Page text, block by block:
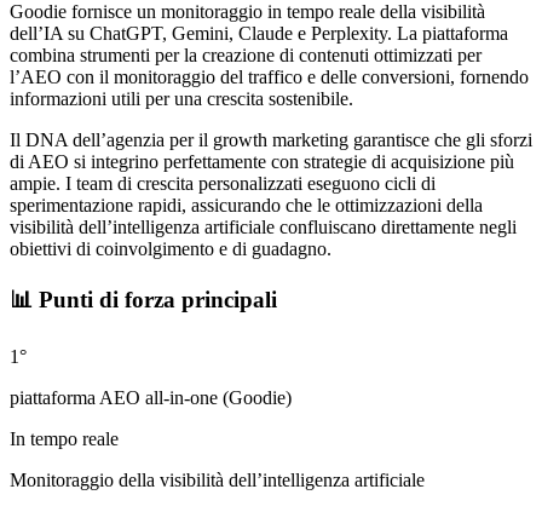
Goodie fornisce un monitoraggio in tempo reale della visibilità
dell’IA su ChatGPT, Gemini, Claude e Perplexity. La piattaforma
combina strumenti per la creazione di contenuti ottimizzati per
l’AEO con il monitoraggio del traffico e delle conversioni, fornendo
informazioni utili per una crescita sostenibile.
Il DNA dell’agenzia per il growth marketing garantisce che gli sforzi
di AEO si integrino perfettamente con strategie di acquisizione più
ampie. I team di crescita personalizzati eseguono cicli di
sperimentazione rapidi, assicurando che le ottimizzazioni della
visibilità dell’intelligenza artificiale confluiscano direttamente negli
obiettivi di coinvolgimento e di guadagno.
📊 Punti di forza principali
1°
piattaforma AEO all-in-one (Goodie)
In tempo reale
Monitoraggio della visibilità dell’intelligenza artificiale